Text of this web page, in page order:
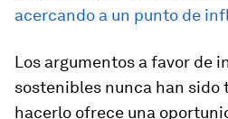
acercando a un punto de
Los argumentos a favor de
sostenibles nunca han sido
hacerlo ofrece una